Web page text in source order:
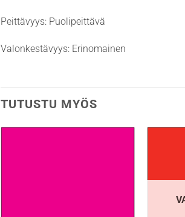
Peittävyys: Puolipeittävä
Valonkestävyys: Erinomainen
TUTUSTU MYÖS